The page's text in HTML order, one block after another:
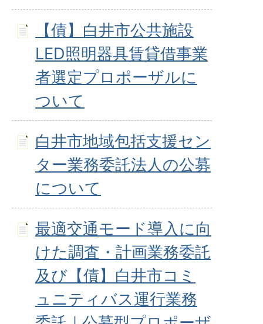
【債】白井市公共施設
LED照明器具賃貸借事業
者選定プロポーザルに
ついて
白井市地域包括支援セン
ター業務委託法人の公募
について
最適交通モード導入に向
けた調査・計画業務委託
及び【債】白井市コミ
ュニティバス運行業務